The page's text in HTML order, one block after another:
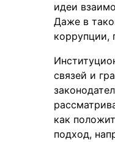
идеи
Даже в
коррупции,
связей и
как
подход,